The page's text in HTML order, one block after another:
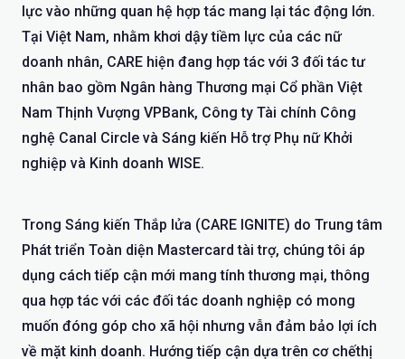
lực vào những quan hệ hợp tác mang lại tác động lớn.
Tại Việt Nam, nhằm khơi dậy tiềm lực của các nữ
doanh nhân, CARE hiện đang hợp tác với 3 đối tác tư
nhân bao gồm Ngân hàng Thương mại Cổ phần Việt
Nam Thịnh Vượng VPBank, Công ty Tài chính Công
nghệ Canal Circle và Sáng kiến Hỗ trợ Phụ nữ Khởi
nghiệp và Kinh doanh WISE.
Trong Sáng kiến Thắp lửa (CARE IGNITE) do Trung tâm
Phát triển Toàn diện Mastercard tài trợ, chúng tôi áp
dụng cách tiếp cận mới mang tính thương mại, thông
qua hợp tác với các đối tác doanh nghiệp có mong
muốn đóng góp cho xã hội nhưng vẫn đảm bảo lợi ích
về mặt kinh doanh. Hướng tiếp cận dựa trên cơ chếthị